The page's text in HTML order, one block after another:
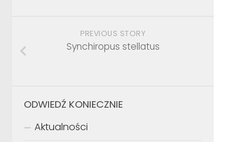
PREVIOUS STORY
Synchiropus stellatus
ODWIEDŹ KONIECZNIE
Aktualności